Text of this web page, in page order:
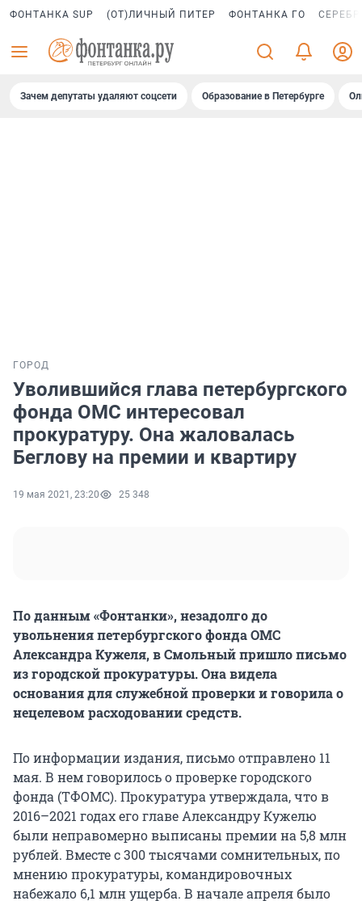
ФОНТАНКА SUP (ОТ)ЛИЧНЫЙ ПИТЕР ФОНТАНКА ГО
Зачем депутаты удаляют соцсети Образование в Петербурге
ГОРОД
Уволившийся глава петербургского
фонда ОМС интересовал
прокуратуру. Она жаловалась
Беглову на премии и квартиру
19 мая 2021, 23:20 25 348
По данным «Фонтанки», незадолго до
увольнения петербургского фонда ОМС
Александра Кужеля, в Смольный пришло письмо
из городской прокуратуры. Она видела
основания для служебной проверки и говорила о
нецелевом расходовании средств.
По информации издания, письмо отправлено 11
мая. В нем говорилось о проверке городского
фонда (ТФОМС). Прокуратура утверждала, что в
2016–2021 годах его главе Александру Кужелю
были неправомерно выписаны премии на 5,8 млн
рублей. Вместе с 300 тысячами сомнительных, по
мнению прокуратуры, командировочных
набежало 6,1 млн ущерба. В начале апреля было